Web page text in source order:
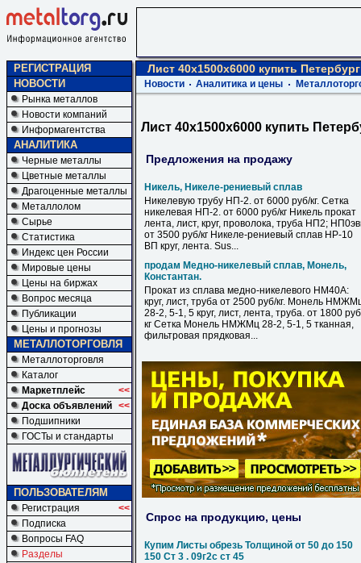
РЕГИСТРАЦИЯ
НОВОСТИ
Рынка металлов
Новости компаний
Информагентства
АНАЛИТИКА
Черные металлы
Цветные металлы
Драгоценные металлы
Металлолом
Сырье
Статистика
Индекс цен России
Мировые цены
Цены на биржах
Вопрос месяца
Публикации
Цены и прогнозы
МЕТАЛЛОТОРГОВЛЯ
Металлоторговля
Каталог
Маркетплейс
<<
Доска объявлений <<
Подшипники
ГОСТы и стандарты
ПОЛЬЗОВАТЕЛЯМ
Регистрация
<<
Подписка
Вопросы FAQ
Разделы
Лист 40х1500х6000 купить Петербург
Новости Аналитика и цены
Лист 40х1500х6000 купить
Предложения на продажу
Никель, Никеле-рениевый сплав
Никелевую трубу НП-2. от 6000 руб/кг. Сетка
никелевая НП-2. от 6000 руб/кг Никель прокат
лента, лист, круг, проволока, труба НП2;
от 3500 руб/кг Никеле-рениевый сплав НР-10
ВП круг, лента. Sus...
продам Медно-никелевый сплав, Монель,
Константан.
Прокат из сплава медно-никелевого НМ40А:
круг, лист, труба от 2500 руб/кг. Монель
28-2, 5-1, 5 круг, лист, лента, труба. от 1800
кг Сетка Монель НМЖМц 28-2, 5-1, 5 тканная,
фильтровая прядковая...
Спрос на продукцию, цены
Купим Листы обрезь Толщиной от 50 до 150
150 Ст 3 . 09г2с ст 45